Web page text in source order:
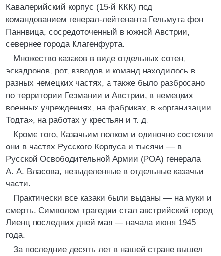
Кавалерийский корпус (15-й ККК) под
командованием генерал-лейтенанта Гельмута фон
Паннвица, сосредоточенный в южной Австрии,
севернее города Клагенфурта.
Множество казаков в виде отдельных сотен,
эскадронов, рот, взводов и команд находилось в
разных немецких частях, а также было разбросано
по территории Германии и Австрии, в немецких
военных учреждениях, на фабриках, в «организации
Тодта», на работах у крестьян и т. д.
Кроме того, Казачьим полком и одиночно состояли
они в частях Русского Корпуса и тысячи — в
Русской Освободительной Армии (РОА) генерала
А. А. Власова, невыделенные в отдельные казачьи
части.
Практически все казаки были выданы — на муки и
смерть. Символом трагедии стал австрийский город
Лиенц последних дней мая — начала июня 1945
года.
За последние десять лет в нашей стране вышел